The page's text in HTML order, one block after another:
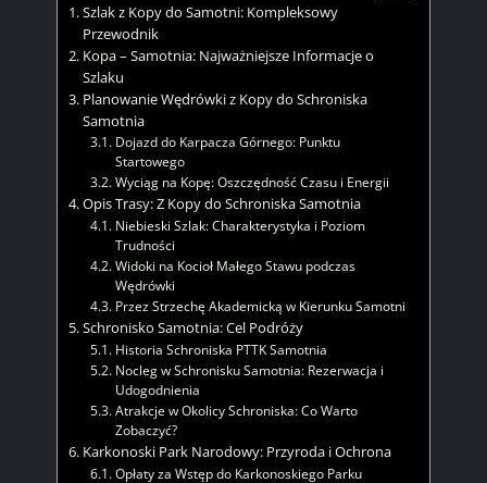
Szlak z Kopy do Samotni: Kompleksowy
Przewodnik
Kopa – Samotnia: Najważniejsze Informacje o
Szlaku
Planowanie Wędrówki z Kopy do Schroniska
Samotnia
Dojazd do Karpacza Górnego: Punktu
Startowego
Wyciąg na Kopę: Oszczędność Czasu i Energii
Opis Trasy: Z Kopy do Schroniska Samotnia
Niebieski Szlak: Charakterystyka i Poziom
Trudności
Widoki na Kocioł Małego Stawu podczas
Wędrówki
Przez Strzechę Akademicką w Kierunku Samotni
Schronisko Samotnia: Cel Podróży
Historia Schroniska PTTK Samotnia
Nocleg w Schronisku Samotnia: Rezerwacja i
Udogodnienia
Atrakcje w Okolicy Schroniska: Co Warto
Zobaczyć?
Karkonoski Park Narodowy: Przyroda i Ochrona
Opłaty za Wstęp do Karkonoskiego Parku